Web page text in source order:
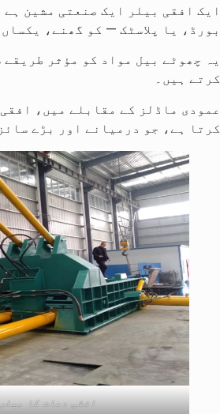
ایک افقی بیلر ایک صنعتی مشین
بورڈ، یا پلاسٹک — کو گھنے،
یہ چھوٹے بیل مواد کو مؤثر
کرتے ہیں۔
عمودی ماڈلز کے مقابلے میں،
کرتا ہے، جو درمیانے اور بڑے
افقی دھات کا